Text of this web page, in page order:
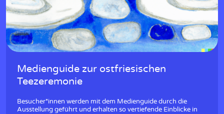
Medienguide zur ostfriesischen
Teezeremonie
Besucher*innen werden mit dem Medienguide durch die
Ausstellung geführt und erhalten so vertiefende Einblicke in